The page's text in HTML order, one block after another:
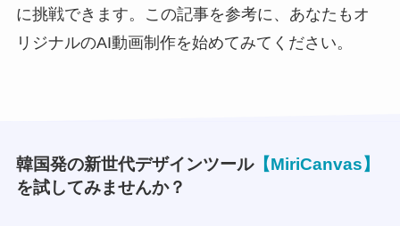
に挑戦できます。この記事を参考に、あなたもオ
リジナルのAI動画制作を始めてみてください。
韓国発の新世代デザインツール【MiriCanvas】
を試してみませんか？